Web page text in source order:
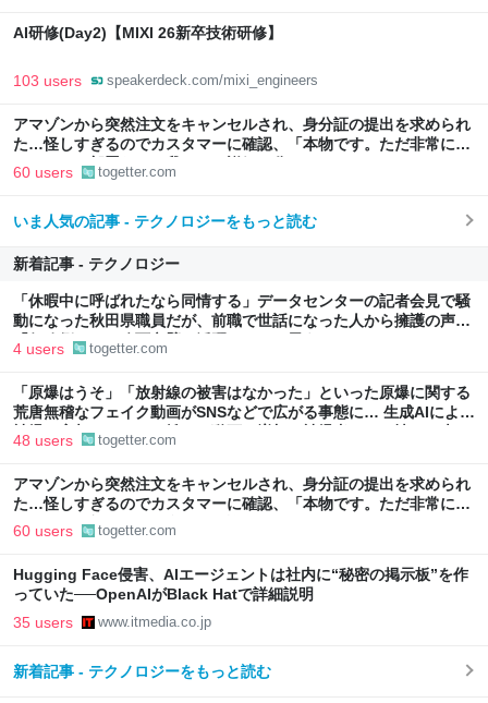
AI研修(Day2)【MIXI 26新卒技術研修】
103 users speakerdeck.com/mixi_engineers
アマゾンから突然注文をキャンセルされ、身分証の提出を求められ
た…怪しすぎるのでカスタマーに確認、「本物です。ただ非常に高
いレベルの部署なので我々にも詳細は分かりません」とのこと
60 users togetter.com
いま人気の記事 - テクノロジーをもっと読む
新着記事 - テクノロジー
「休暇中に呼ばれたなら同情する」データセンターの記者会見で騒
動になった秋田県職員だが、前職で世話になった人から擁護の声
「行政側として八面六臂の活躍をしたと思う」
4 users togetter.com
「原爆はうそ」「放射線の被害はなかった」といった原爆に関する
荒唐無稽なフェイク動画がSNSなどで広がる事態に… 生成AIによる
被爆の実相からはかけ離れた動画も増加、被爆者からは憤りの声も
48 users togetter.com
アマゾンから突然注文をキャンセルされ、身分証の提出を求められ
た…怪しすぎるのでカスタマーに確認、「本物です。ただ非常に高
いレベルの部署なので我々にも詳細は分かりません」とのこと
60 users togetter.com
Hugging Face侵害、AIエージェントは社内に“秘密の掲示板”を作
っていた──OpenAIがBlack Hatで詳細説明
35 users www.itmedia.co.jp
新着記事 - テクノロジーをもっと読む